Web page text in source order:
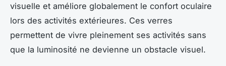
visuelle et améliore globalement le confort oculaire
lors des activités extérieures. Ces verres
permettent de vivre pleinement ses activités sans
que la luminosité ne devienne un obstacle visuel.